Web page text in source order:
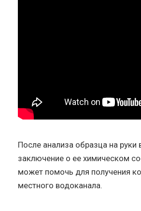
После анализа образца на руки
заключение о ее химическом
может помочь для получения
местного водоканала.